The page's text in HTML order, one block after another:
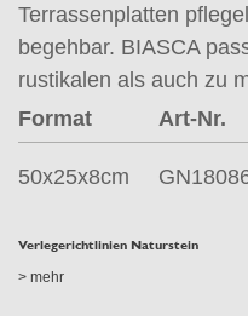
Terrassenplatten
begehbar. BIASCA
rustikalen als auch zu
Format
Art-Nr.
50x25x8cm
Verlegerichtlinien Naturstein
> mehr